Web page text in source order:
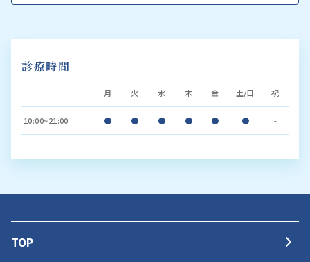
診療時間
月 火 水 木 金 土/日 祝
10:00~21:00 ● ● ● ● ● ● -
TOP